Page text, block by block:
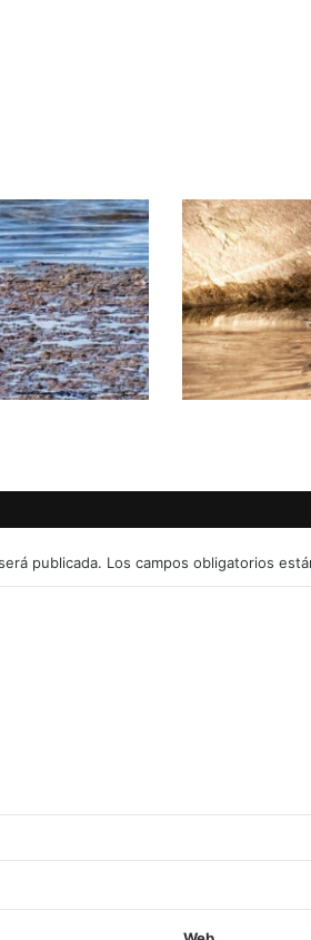
Gallineta
Cumún
publicada. Los campos obligatorios